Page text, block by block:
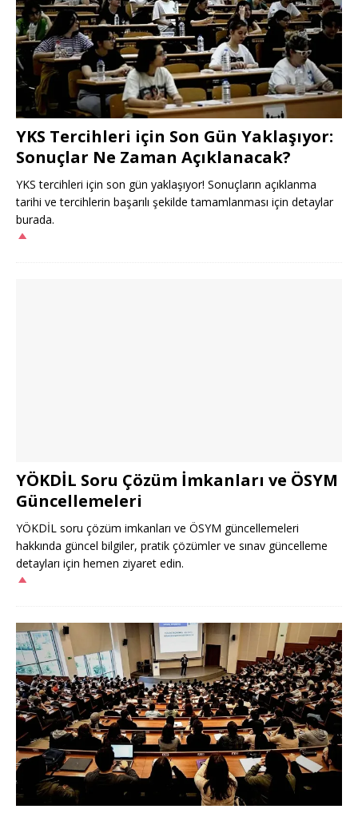
YKS Tercihleri için Son Gün Yaklaşıyor:
Sonuçlar Ne Zaman Açıklanacak?
YKS tercihleri için son gün yaklaşıyor! Sonuçların açıklanma
tarihi ve tercihlerin başarılı şekilde tamamlanması için detaylar
burada.
YÖKDİL Soru Çözüm İmkanları ve ÖSYM
Güncellemeleri
YÖKDİL soru çözüm imkanları ve ÖSYM güncellemeleri
hakkında güncel bilgiler, pratik çözümler ve sınav güncelleme
detayları için hemen ziyaret edin.